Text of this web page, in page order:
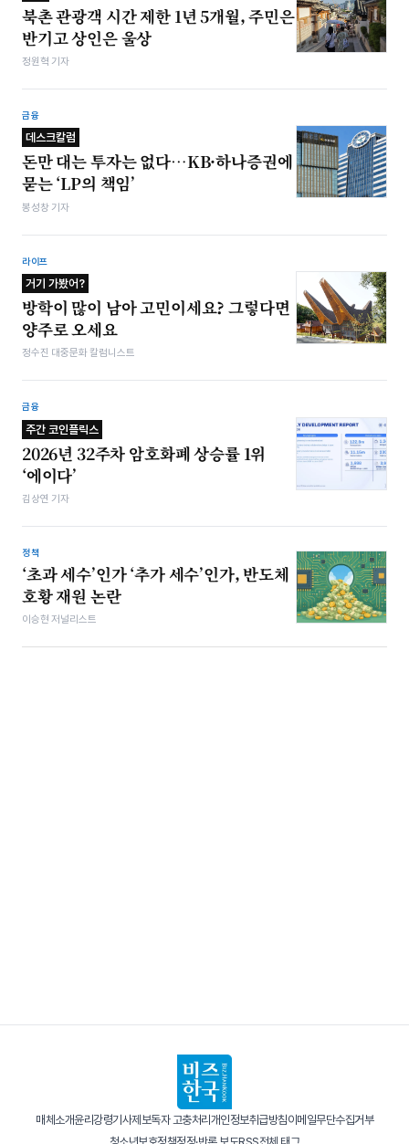
북촌 관광객 시간 제한 1년 5개월, 주민은
반기고 상인은 울상
정원혁 기자
금융
데스크칼럼
돈만 대는 투자는 없다…KB·하나증권에
묻는 ‘LP의 책임’
봉성창 기자
라이프
거기 가봤어?
방학이 많이 남아 고민이세요? 그렇다면
양주로 오세요
정수진 대중문화 칼럼니스트
금융
주간 코인플릭스
2026년 32주차 암호화폐 상승률 1위
‘에이다’
김상연 기자
정책
‘초과 세수’인가 ‘추가 세수’인가, 반도체
호황 재원 논란
이승현 저널리스트
매체소개윤리강령기사제보독자 고충처리 개인정보취급방침이메일무단수집거부